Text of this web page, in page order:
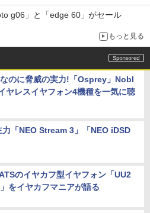
g06」と「edge 60」がセール
もっと見る
のに脅威の実力!「Osprey」Nobl
ヤレスイヤフォン4機種を一気に聴
「NEO Stream 3」「NEO iDSD
のイヤカフ型イヤフォン「UU2
をイヤカフマニアが語る